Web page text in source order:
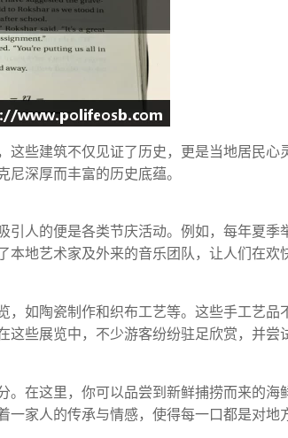
这些建筑不仅见证了历史，更是当地居民心
深厚而丰富的历史底蕴。
人的便是各类节庆活动。例如，每年夏季
本地艺术家及外来的音乐团队，让人们在欢
，如陶瓷制作和织布工艺等。这些手工艺品
这些展览中，不少游客纷纷驻足欣赏，并尝
。在这里，你可以品尝到新鲜捕捞而来的海
家人的传承与情感，使得每一口都是对地